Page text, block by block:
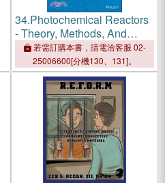
34.Photochemical Reactors
- Theory, Methods, And
Applications Of Ultraviolet
Radiation
若需訂購本書，請電洽客服 02-
25006600[分機130、131]。